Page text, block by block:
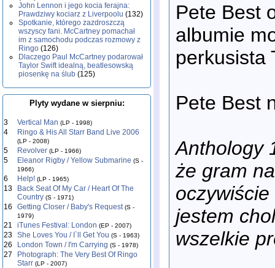
John Lennon i jego kocia ferajna:
Prawdziwy kociarz z Liverpoolu (132)
Spotkanie, którego zazdroszczą
wszyscy fani. McCartney pomachał
im z samochodu podczas rozmowy z
Ringo (126)
Dlaczego Paul McCartney podarował
Taylor Swift idealną, beatlesowską
piosenkę na ślub (125)
Plyty wydane w sierpniu:
3 Vertical Man (LP - 1998)
4 Ringo & His All Starr Band Live 2006
(LP - 2008)
5 Revolver (LP - 1966)
5 Eleanor Rigby / Yellow Submarine (S -
1966)
6 Help! (LP - 1965)
13
Back Seat Of My Car / Heart Of The
Country (S - 1971)
16 Getting Closer / Baby's Request (S -
1979)
21 iTunes Festival: London (EP - 2007)
23 She Loves You / I`ll Get You (S - 1963)
26 London Town / I'm Carrying (S - 1978)
27
Photograph: The Very Best Of Ringo
Starr (LP - 2007)
Pete Best
albumie
perkusista
Pete Best
Anthology
że gram
jestem
wszelkie